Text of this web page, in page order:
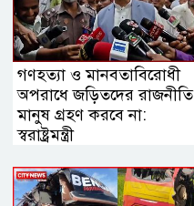
গণহত্যা ও মানবতাবিরোধী
অপরাধে জড়িতদের রাজনীতি
মানুষ গ্রহণ করবে না:
স্বরাষ্ট্রমন্ত্রী